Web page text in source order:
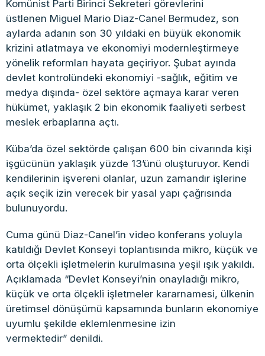
Komünist Parti Birinci Sekreteri görevlerini
üstlenen Miguel Mario Diaz-Canel Bermudez, son
aylarda adanın son 30 yıldaki en büyük ekonomik
krizini atlatmaya ve ekonomiyi modernleştirmeye
yönelik reformları hayata geçiriyor. Şubat ayında
devlet kontrolündeki ekonomiyi -sağlık, eğitim ve
medya dışında- özel sektöre açmaya karar veren
hükümet, yaklaşık 2 bin ekonomik faaliyeti serbest
meslek erbaplarına açtı.
Küba’da özel sektörde çalışan 600 bin civarında kişi
işgücünün yaklaşık yüzde 13’ünü oluşturuyor. Kendi
kendilerinin işvereni olanlar, uzun zamandır işlerine
açık seçik izin verecek bir yasal yapı çağrısında
bulunuyordu.
Cuma günü Diaz-Canel’in video konferans yoluyla
katıldığı Devlet Konseyi toplantısında mikro, küçük ve
orta ölçekli işletmelerin kurulmasına yeşil ışık yakıldı.
Açıklamada “Devlet Konseyi’nin onayladığı mikro,
küçük ve orta ölçekli işletmeler kararnamesi, ülkenin
üretimsel dönüşümü kapsamında bunların ekonomiye
uyumlu şekilde eklemlenmesine izin
vermektedir” denildi.